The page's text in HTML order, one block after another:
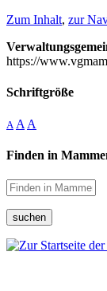
Zum Inhalt, zur
https://
Schriftgröße
A A A
Finden in
suchen